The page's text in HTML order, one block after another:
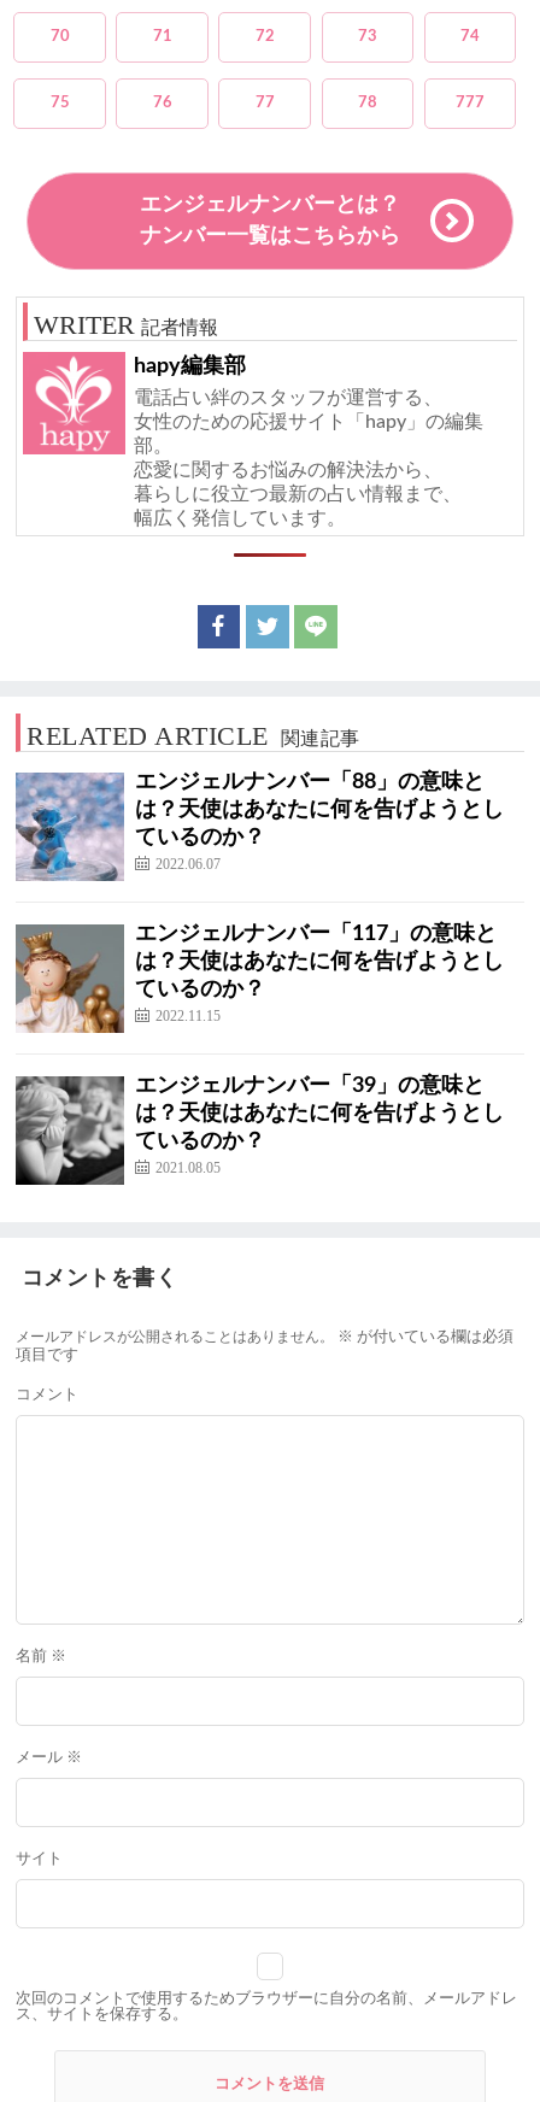
70 71 72 73 74
75 76 77 78 777
エンジェルナンバーとは？
ナンバー一覧はこちらから
記者情報
hapy編集部
電話占い絆のスタッフが運営する、
女性のための応援サイト「hapy」の編集
部。
恋愛に関するお悩みの解決法から、
暮らしに役立つ最新の占い情報まで、
幅広く発信しています。
RELATED ARTICLE 関連記事
エンジェルナンバー「88」の意味と
は？天使はあなたに何を告げようとし
ているのか？
2022.06.07
エンジェルナンバー「117」の意味と
は？天使はあなたに何を告げようとし
ているのか？
2022.11.15
エンジェルナンバー「39」の意味と
は？天使はあなたに何を告げようとし
ているのか？
2021.08.05
コメントを書く
メールアドレスが公開されることはありません。 ※ が付いている欄は必須
項目です
コメント
名前 ※
メール ※
サイト
次回のコメントで使用するためブラウザーに自分の名前、メールアドレ
ス、サイトを保存する。